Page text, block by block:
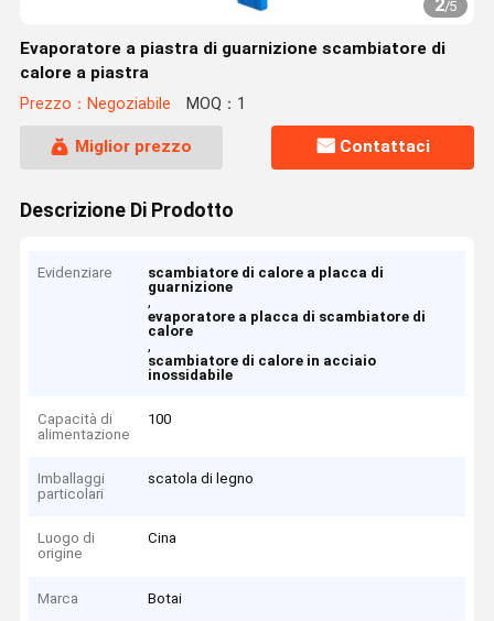
2/5
Evaporatore a piastra di guarnizione scambiatore di
calore a piastra
Prezzo：Negoziabile MOQ：1
Miglior prezzo Contattaci
Descrizione Di Prodotto
Evidenziare
scambiatore di calore a placca di
guarnizione
,
evaporatore a placca di scambiatore di
calore
,
scambiatore di calore in acciaio
inossidabile
Capacità di
alimentazione
100
Imballaggi
particolari
scatola di legno
Luogo di
origine
Cina
Marca Botai